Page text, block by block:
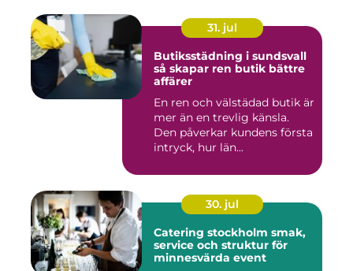
31. jul
Butiksstädning i sundsvall
så skapar ren butik bättre
affärer
En ren och välstädad butik är
mer än en trevlig känsla.
Den påverkar kundens första
intryck, hur län...
30. jul
Catering stockholm smak,
service och struktur för
minnesvärda event